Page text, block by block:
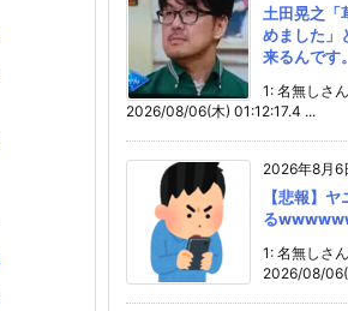
土田晃之「
めました
来るんです
1: 名無しさ
2026/08/06(木) 01:12:17.4 ...
2026年8月6
【悲報】
る
1: 名無しさ
2026/08/